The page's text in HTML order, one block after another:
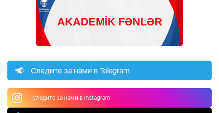
Следите за нами в Telegram
Следите за нами в Instagram